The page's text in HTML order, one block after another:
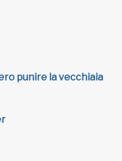
punire la vecchiaia